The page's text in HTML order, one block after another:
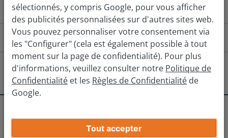
Comment ça fonctionne ?
Entrez les informations de votre voiture
Comment puis-je me rendre à l'agence ?
Vanuit het Noorden Vanuit het
Rij via de A10 richting Brussel
Vervolgens sla je rechtsaf op de Zandvoordestraat
Y a-t-il d'autres agences à proximité ?
Brugge
RoeselareAgences Oostende Oostende
sélectionnés, y compris Google, pour vous afficher
des publicités personnalisées sur d'autres sites web.
Vous pouvez personnaliser votre consentement via
les "Configurer" (cela est également possible à tout
moment sur la page de confidentialité). Pour plus
d'informations, veuillez consulter notre Politique de
Confidentialité et les Règles de Confidentialité de
Google.
Tout accepter